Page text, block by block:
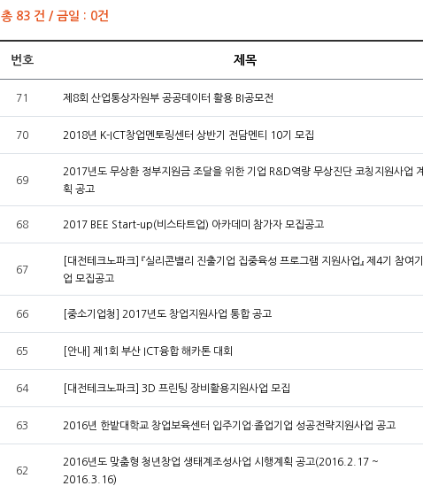
총 83 건 / 금일 : 0건
번호 제목
71 제8회 산업통상자원부 공공데이터 활용 BI공모전
70 2018년 K-ICT창업멘토링센터 상반기 전담멘티 10기 모집
69
2017년도 무상환 정부지원금 조달을 위한 기업 R&D역량 무상진단 코칭지원사업 계
획 공고
68 2017 BEE Start-up(비스타트업) 아카데미 참가자 모집공고
67
[대전테크노파크] 『실리콘밸리 진출기업 집중육성 프로그램 지원사업』 제4기 참여기
업 모집공고
66 [중소기업청] 2017년도 창업지원사업 통합 공고
65 [안내] 제1회 부산 ICT융합 해카톤 대회
64 [대전테크노파크] 3D 프린팅 장비활용지원사업 모집
63 2016년 한밭대학교 창업보육센터 입주기업·졸업기업 성공전략지원사업 공고
62
2016년도 맞춤형 청년창업 생태계조성사업 시행계획 공고(2016.2.17 ~
2016.3.16)